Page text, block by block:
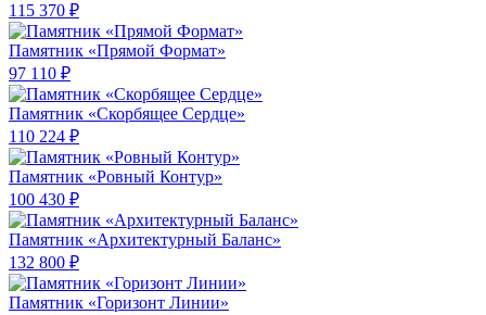
115 370 ₽
Памятник «Прямой Формат»
97 110 ₽
Памятник «Скорбящее Сердце»
110 224 ₽
Памятник «Ровный Контур»
100 430 ₽
Памятник «Архитектурный Баланс»
132 800 ₽
Памятник «Горизонт Линии»